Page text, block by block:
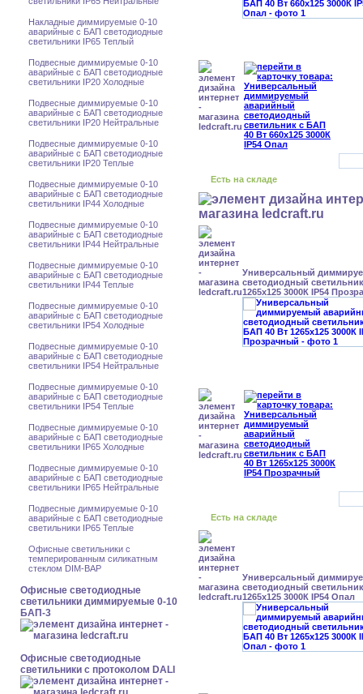
Накладные диммируемые 0-10
аварийные с БАП светодиодные
светильники IP65 Теплый
Подвесные диммируемые 0-10
аварийные с БАП светодиодные
светильники IP20 Холодные
Подвесные диммируемые 0-10
аварийные с БАП светодиодные
светильники IP20 Нейтральные
Подвесные диммируемые 0-10
аварийные с БАП светодиодные
светильники IP20 Теплые
Подвесные диммируемые 0-10
аварийные с БАП светодиодные
светильники IP44 Холодные
Подвесные диммируемые 0-10
аварийные с БАП светодиодные
светильники IP44 Нейтральные
Подвесные диммируемые 0-10
аварийные с БАП светодиодные
светильники IP44 Теплые
Подвесные диммируемые 0-10
аварийные с БАП светодиодные
светильники IP54 Холодные
Подвесные диммируемые 0-10
аварийные с БАП светодиодные
светильники IP54 Нейтральные
Подвесные диммируемые 0-10
аварийные с БАП светодиодные
светильники IP54 Теплые
Подвесные диммируемые 0-10
аварийные с БАП светодиодные
светильники IP65 Холодные
Подвесные диммируемые 0-10
аварийные с БАП светодиодные
светильники IP65 Нейтральные
Подвесные диммируемые 0-10
аварийные с БАП светодиодные
светильники IP65 Теплые
Офисные светильники с
темперированным силикатным
стеклом DIM-BAP
Офисные светодиодные
светильники диммируемые 0-10
БАП-3
Офисные светодиодные
светильники с протоколом DALI
Есть на складе
Универсальный
светодиодный
1265x125 3000К IP54
Есть на складе
Универсальный
светодиодный
1265x125 3000К IP54 Опал